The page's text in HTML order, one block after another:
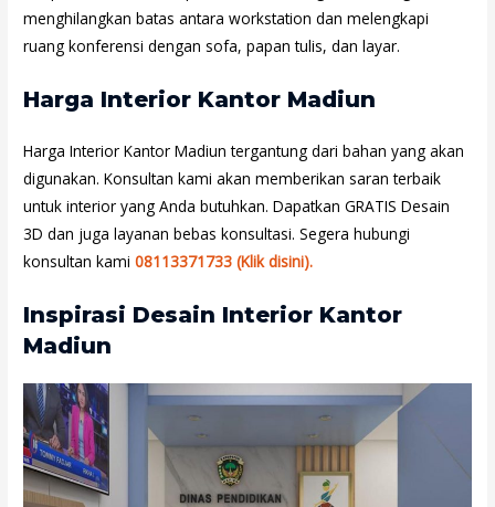
menghilangkan batas antara workstation dan melengkapi
ruang konferensi dengan sofa, papan tulis, dan layar.
Harga Interior Kantor Madiun
Harga Interior Kantor Madiuntergantung dari bahan yang akan
digunakan. Konsultan kami akan memberikan saran terbaik
untuk interior yang Anda butuhkan. Dapatkan GRATIS Desain
3D dan juga layanan bebas konsultasi. Segera hubungi
konsultan kami08113371733 (Klik disini).
Inspirasi Desain Interior Kantor
Madiun